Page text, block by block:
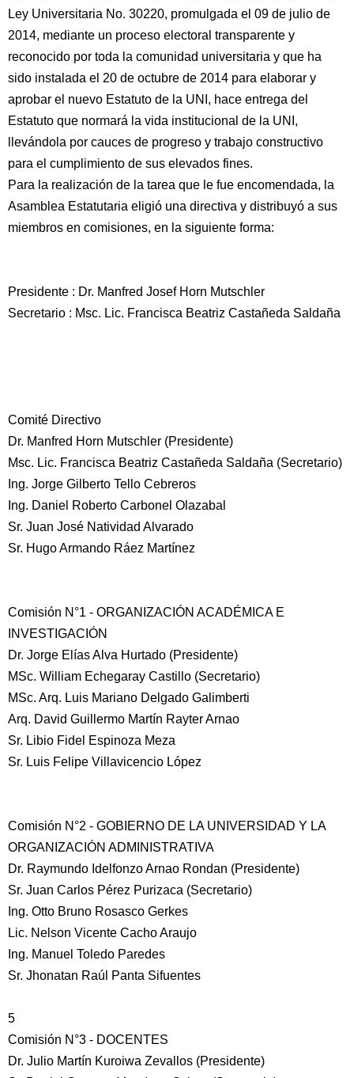
Ley Universitaria No. 30220, promulgada el 09 de julio de
2014, mediante un proceso electoral transparente y
reconocido por toda la comunidad universitaria y que ha
sido instalada el 20 de octubre de 2014 para elaborar y
aprobar el nuevo Estatuto de la UNI, hace entrega del
Estatuto que normará la vida institucional de la UNI,
llevándola por cauces de progreso y trabajo constructivo
para el cumplimiento de sus elevados fines.
Para la realización de la tarea que le fue encomendada, la
Asamblea Estatutaria eligió una directiva y distribuyó a sus
miembros en comisiones, en la siguiente forma:
Presidente : Dr. Manfred Josef Horn Mutschler
Secretario : Msc. Lic. Francisca Beatriz Castañeda Saldaña
Comité Directivo
Dr. Manfred Horn Mutschler (Presidente)
Msc. Lic. Francisca Beatriz Castañeda Saldaña (Secretario)
Ing. Jorge Gilberto Tello Cebreros
Ing. Daniel Roberto Carbonel Olazabal
Sr. Juan José Natividad Alvarado
Sr. Hugo Armando Ráez Martínez
Comisión N°1 - ORGANIZACIÓN ACADÉMICA E
INVESTIGACIÓN
Dr. Jorge Elías Alva Hurtado (Presidente)
MSc. William Echegaray Castillo (Secretario)
MSc. Arq. Luis Mariano Delgado Galimberti
Arq. David Guillermo Martín Rayter Arnao
Sr. Libio Fidel Espinoza Meza
Sr. Luis Felipe Villavicencio López
Comisión N°2 - GOBIERNO DE LA UNIVERSIDAD Y LA
ORGANIZACIÓN ADMINISTRATIVA
Dr. Raymundo Idelfonzo Arnao Rondan (Presidente)
Sr. Juan Carlos Pérez Purizaca (Secretario)
Ing. Otto Bruno Rosasco Gerkes
Lic. Nelson Vicente Cacho Araujo
Ing. Manuel Toledo Paredes
Sr. Jhonatan Raúl Panta Sifuentes
5
Comisión N°3 - DOCENTES
Dr. Julio Martín Kuroiwa Zevallos (Presidente)